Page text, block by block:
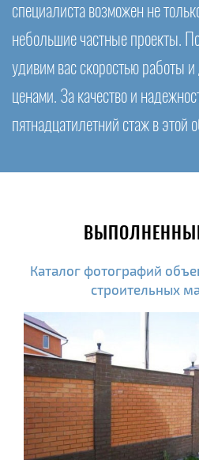
специалиста возможен не
небольшие частные проекты.
удивим вас скоростью работы
ценами. За качество и
пятнадцатилетний стаж в этой
Каталог фотографий
строительных